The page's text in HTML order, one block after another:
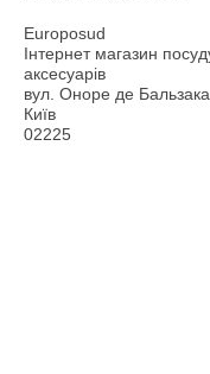
Europosud
Інтернет магазин
аксесуарів
вул. Оноре де
Київ
02225